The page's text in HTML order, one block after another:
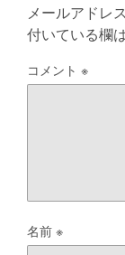
メールアドレ
付いている欄
コメント ※
名前※